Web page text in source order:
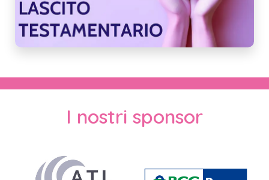
I nostri sponsor